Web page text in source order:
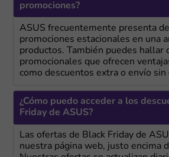
promociones?
ASUS frecuentemente presenta
promociones estacionales en una
productos. También puedes hallar
promocionales que ofrecen
como descuentos extra o envío sin
¿Cómo puedo acceder a los
Friday de ASUS?
Las ofertas de Black Friday de
nuestra página web, justo encima